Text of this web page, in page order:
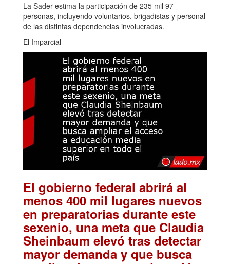
La Sader estima la participación de 235 mil 97
personas, incluyendo voluntarios, brigadistas y personal
de las distintas dependencias involucradas.
El Imparcial
El gobierno federal abrirá al
menos 400 mil lugares nuevos
en preparatorias durante este
sexenio, una meta que Claudia
Sheinbaum elevó tras detectar
mayor demanda y que busca